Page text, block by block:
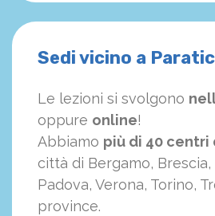
Sedi vicino a
Le lezioni si svolgono
oppure online!
Abbiamo più di 40
città di Bergamo, Brescia,
Padova, Verona, Torino,
province.